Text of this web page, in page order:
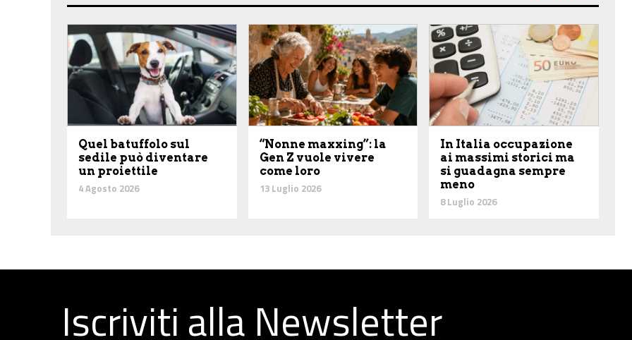
Quel batuffolo sul
sedile può diventare
un proiettile
4 Agosto 2026
“Nonne maxxing”: la
Gen Z vuole vivere
come loro
13 Luglio 2026
In Italia occupazione
ai massimi storici ma
si guadagna sempre
meno
8 Luglio 2026
Iscriviti alla Newsletter